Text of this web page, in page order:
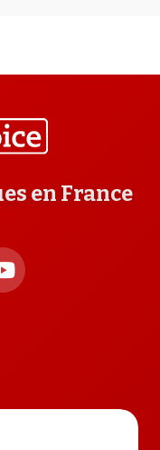
en France